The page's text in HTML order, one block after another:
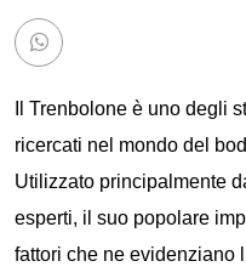
Il Trenbolone è uno degli
ricercati nel mondo del
Utilizzato principalmente
esperti, il suo popolare
fattori che ne evidenziano